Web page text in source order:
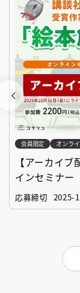
会員限定 オンラ
【アーカイ
インセミナ
「絵本創作実
応募締切 2025-